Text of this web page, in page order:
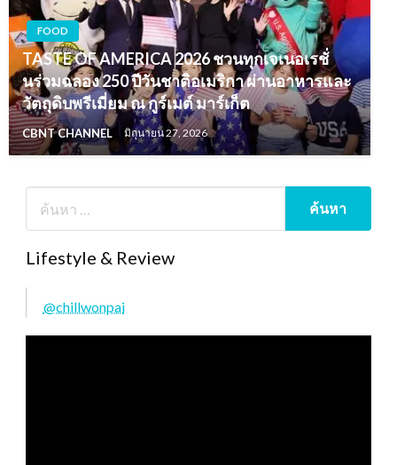
FOOD
TASTE OF AMERICA 2026 ชวนทุกเจเนอเรชั่
นร่วมฉลอง 250 ปีวันชาติอเมริกา ผ่านอาหารและ
วัตถุดิบพรีเมี่ยม ณ กูร์เมต์ มาร์เก็ต
CBNT CHANNEL มิถุนายน 27, 2026
Lifestyle & Review
@chillwonpai